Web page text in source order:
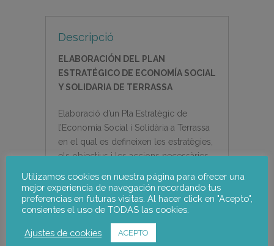
Descripció
ELABORACIÓN DEL PLAN
ESTRATÉGICO DE ECONOMÍA SOCIAL
Y SOLIDARIA DE TERRASSA
Elaboració d’un Pla Estratègic de
l’Economia Social i Solidària a Terrassa
en el qual es defineixen les estratègies,
els objectius i les accions necessàries
municipi, desenvolupat a partir d’una
metodologia participativa específica
que pugui ser aplicable a nivell
comarcal. El projecte inclou: Diagnosi
de l’economia social a Terrassa; Procés
Utilizamos cookies en nuestra página para ofrecer una
mejor experiencia de navegación recordando tus
preferencias en futuras visitas. Al hacer click en "Acepto",
consientes el uso de TODAS las cookies.
Ajustes de cookies ACEPTO